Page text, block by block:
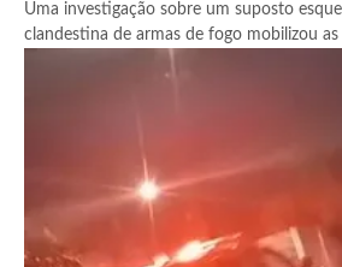
Uma investigação sobre um suposto
clandestina de armas de fogo mobilizou as